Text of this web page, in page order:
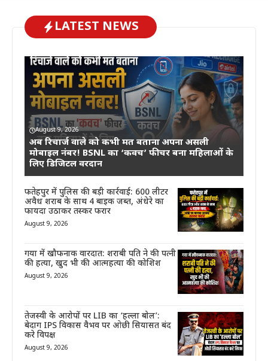
LATEST NEWS
August 9, 2026
अब रिचार्ज वाले को कभी मत बताना अपना असली
मोबाइल नंबर! BSNL का ‘कवच’ फीचर बना महिलाओं के
लिए डिजिटल वरदान
फतेहपुर में पुलिस की बड़ी कार्रवाई: 600 लीटर
अवैध शराब के साथ 4 बाइक जब्त, अंधेरे का
फायदा उठाकर तस्कर फरार
August 9, 2026
गया में खौफनाक वारदात: शराबी पति ने की पत्नी
की हत्या, खुद भी की आत्महत्या की कोशिश
August 9, 2026
तेजस्वी के आरोपों पर LIB का ‘हल्ला बोल’:
बेदाग IPS विकास वैभव पर ओछी सियासत बंद
करे विपक्ष
August 9, 2026